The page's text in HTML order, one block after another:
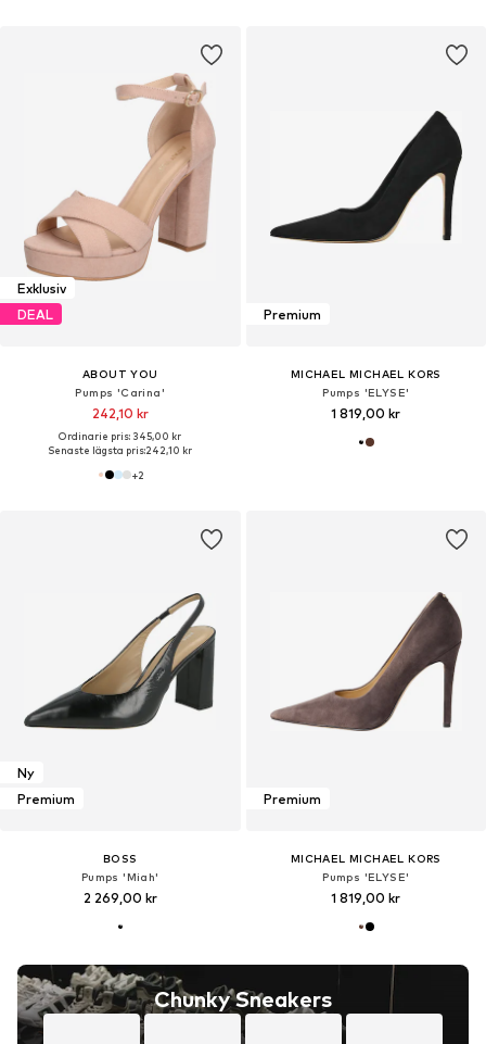
Exklusiv
DEAL
ABOUT YOU
Pumps 'Carina'
242,10 kr
Ordinarie pris: 345,00 kr
Senaste lägsta pris:242,10 kr
+2
Premium
MICHAEL MICHAEL KORS
Pumps 'ELYSE'
1 819,00 kr
Ny
Premium
BOSS
Pumps 'Miah'
2 269,00 kr
Chunky Sneakers
Premium
MICHAEL MICHAEL KORS
Pumps 'ELYSE'
1 819,00 kr